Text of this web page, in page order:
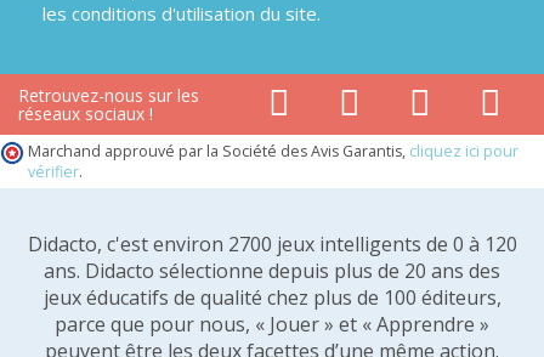
les conditions d'utilisation du site.
Retrouvez-nous sur les
réseaux sociaux !
Marchand approuvé par la Société des Avis Garantis, cliquez ici pour
vérifier.
Didacto, c'est environ 2700 jeux intelligents de 0 à 120
ans. Didacto sélectionne depuis plus de 20 ans des
jeux éducatifs de qualité chez plus de 100 éditeurs,
parce que pour nous, « Jouer » et « Apprendre »
peuvent être les deux facettes d’une même action.